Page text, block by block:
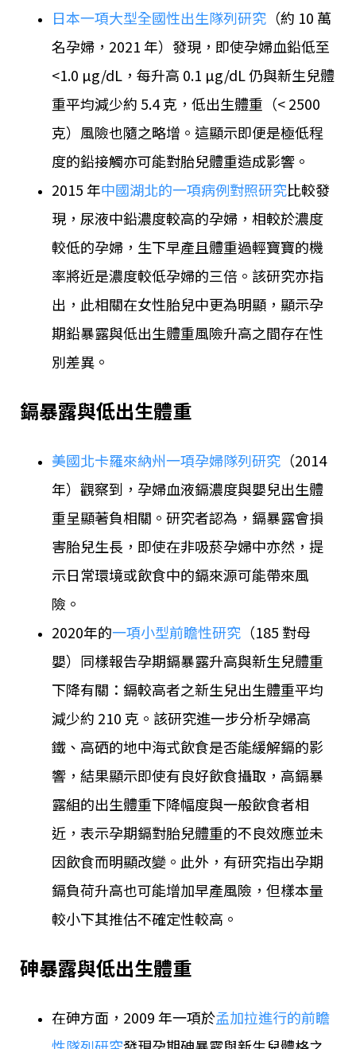
日本一項大型全國性出生隊列研究 （約 10 萬
名孕婦，2021 年）發現，即使孕婦血鉛低至
<1.0 µg/dL，每升高 0.1 µg/dL 仍與新生兒體
重平均減少約 5.4 克，低出生體重（< 2500
克）風險也隨之略增。這顯示即便是極低程
度的鉛接觸亦可能對胎兒體重造成影響。
2015 年中國湖北的一項病例對照研究比較發
現，尿液中鉛濃度較高的孕婦，相較於濃度
較低的孕婦，生下早產且體重過輕寶寶的機
率將近是濃度較低孕婦的三倍。該研究亦指
出，此相關在女性胎兒中更為明顯，顯示孕
期鉛暴露與低出生體重風險升高之間存在性
別差異。
鎘暴露與低出生體重
美國北卡羅來納州一項孕婦隊列研究 （2014
年）觀察到，孕婦血液鎘濃度與嬰兒出生體
重呈顯著負相關。研究者認為，鎘暴露會損
害胎兒生長，即使在非吸菸孕婦中亦然，提
示日常環境或飲食中的鎘來源可能帶來風
險。
2020年的一項小型前瞻性研究 （185 對母
嬰）同樣報告孕期鎘暴露升高與新生兒體重
下降有關：鎘較高者之新生兒出生體重平均
減少約 210 克。該研究進一步分析孕婦高
鐵、高硒的地中海式飲食是否能緩解鎘的影
響，結果顯示即使有良好飲食攝取，高鎘暴
露組的出生體重下降幅度與一般飲食者相
近，表示孕期鎘對胎兒體重的不良效應並未
因飲食而明顯改變。此外，有研究指出孕期
鎘負荷升高也可能增加早產風險，但樣本量
較小下其推估不確定性較高。
砷暴露與低出生體重
在砷方面，2009 年一項於孟加拉進行的前瞻